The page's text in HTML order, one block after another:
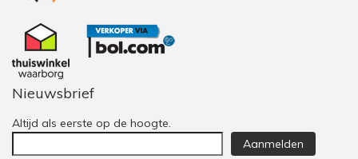
Nieuwsbrief
Altijd als eerste op de hoogte.
Aanmelden